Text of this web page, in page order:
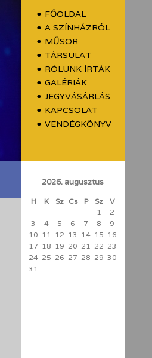
FŐOLDAL
A SZÍNHÁZRÓL
MŰSOR
TÁRSULAT
RÓLUNK ÍRTÁK
GALÉRIÁK
JEGYVÁSÁRLÁS
KAPCSOLAT
VENDÉGKÖNYV
2026. augusztus
H K Sz Cs P Sz
V
1
2
3
4 5 6 7 8
9
10 11 12 13 14 15 16
17 18 19 20 21 22 23
24 25 26 27 28 29 30
31